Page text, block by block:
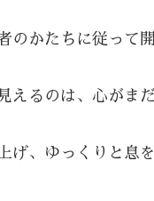
のかたちに従って
えるのは、心がま
げ、ゆっくりと息を